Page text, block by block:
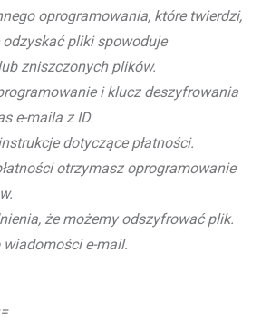
oprogramowania, które twierdzi,
pliki spowoduje
zniszczonych plików.
i klucz deszyfrowania
e-maila z ID.
dotyczące płatności.
otrzymasz oprogramowanie
że możemy odszyfrować plik.
wiadomości e-mail.